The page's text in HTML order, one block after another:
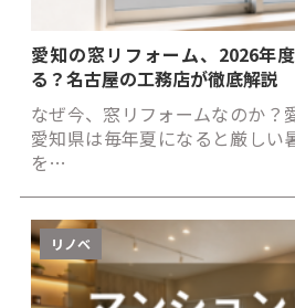
愛知の窓リフォーム、2026年
る？名古屋の工務店が徹底解説
なぜ今、窓リフォームなのか？
愛知県は毎年夏になると厳しい
を…
リノベ